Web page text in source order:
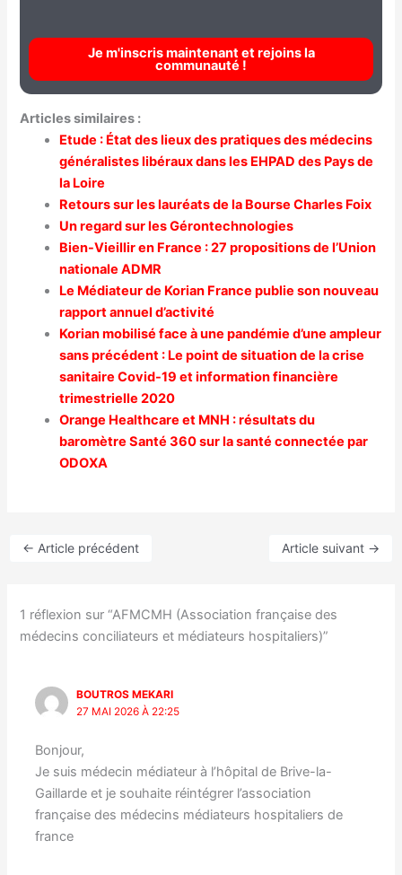
Je m'inscris maintenant et rejoins la
communauté !
Articles similaires :
Etude : État des lieux des pratiques des médecins
généralistes libéraux dans les EHPAD des Pays de
la Loire
Retours sur les lauréats de la Bourse Charles Foix
Un regard sur les Gérontechnologies
Bien-Vieillir en France : 27 propositions de l’Union
nationale ADMR
Le Médiateur de Korian France publie son nouveau
rapport annuel d’activité
Korian mobilisé face à une pandémie d’une ampleur
sans précédent : Le point de situation de la crise
sanitaire Covid-19 et information financière
trimestrielle 2020
Orange Healthcare et MNH : résultats du
baromètre Santé 360 sur la santé connectée par
ODOXA
← Article précédent Article suivant →
1 réflexion sur “AFMCMH (Association française des
médecins conciliateurs et médiateurs hospitaliers)”
BOUTROS MEKARI
27 MAI 2026 À 22:25
Bonjour,
Je suis médecin médiateur à l’hôpital de Brive-la-
Gaillarde et je souhaite réintégrer l’association
française des médecins médiateurs hospitaliers de
france